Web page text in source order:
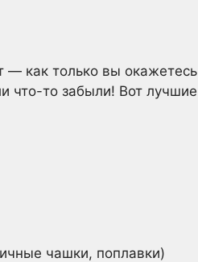
— как только вы окажетесь
что-то забыли! Вот лучшие
чашки, поплавки)